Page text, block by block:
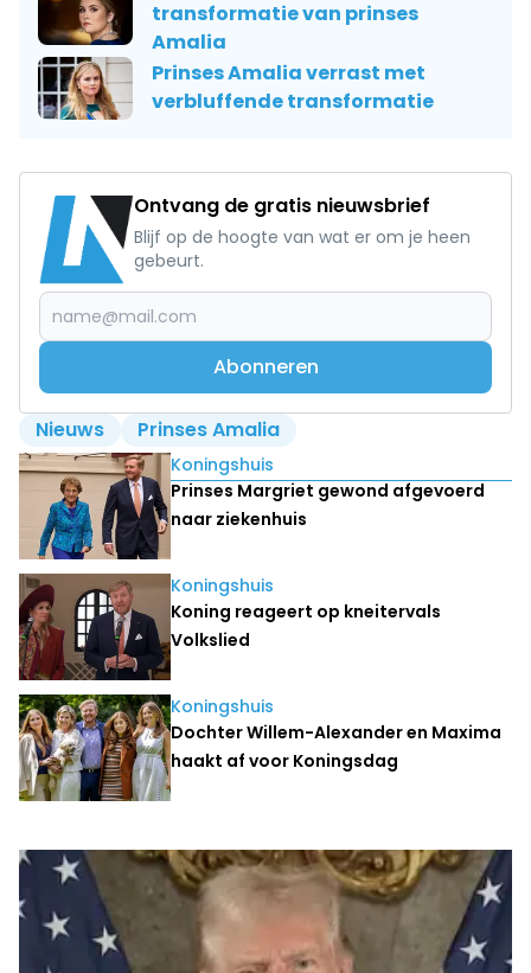
transformatie van prinses
Amalia
Prinses Amalia verrast met
verbluffende transformatie
Ontvang de gratis nieuwsbrief
Blijf op de hoogte van wat er om je heen
gebeurt.
Abonneren
Nieuws Prinses Amalia
Lees ook
Koningshuis
Prinses Margriet gewond afgevoerd
naar ziekenhuis
Koningshuis
Koning reageert op kneitervals
Volkslied
Koningshuis
Dochter Willem-Alexander en Maxima
haakt af voor Koningsdag
Laatste nieuws